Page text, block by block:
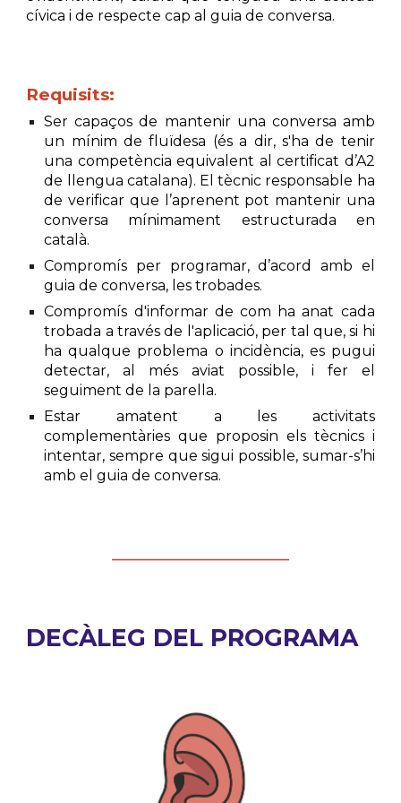
cívica i de respecte cap al guia de conversa.
Requisits:
Ser capaços de mantenir una conversa amb
un mínim de fluïdesa (és a dir, s'ha de tenir
una competència equivalent al certificat d’A2
de llengua catalana). El tècnic responsable ha
de verificar que l’aprenent pot mantenir una
conversa mínimament estructurada en
català.
Compromís per programar, d’acord amb el
guia de conversa, les trobades.
Compromís d'informar de com ha anat cada
trobada a través de l'aplicació, per tal que,si hi
ha qualque problema o incidència,es pugui
detectar, al més aviat possible, i fer el
seguiment de la parella.
Estar amatent a les activitats
complementàries que proposin els tècnics i
intentar, sempre que sigui possible, sumar-s’hi
amb el guia de conversa.
DECÀLEG DEL PROGRAMA